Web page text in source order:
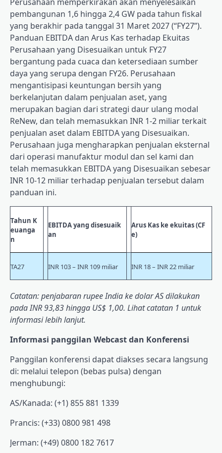
Perusahaan memperkirakan akan menyelesaikan
pembangunan 1,6 hingga 2,4 GW pada tahun fiskal
yang berakhir pada tanggal 31 Maret 2027 (“FY27”).
Panduan EBITDA dan Arus Kas terhadap Ekuitas
Perusahaan yang Disesuaikan untuk FY27
bergantung pada cuaca dan ketersediaan sumber
daya yang serupa dengan FY26. Perusahaan
mengantisipasi keuntungan bersih yang
berkelanjutan dalam penjualan aset, yang
merupakan bagian dari strategi daur ulang modal
ReNew, dan telah memasukkan INR 1-2 miliar terkait
penjualan aset dalam EBITDA yang Disesuaikan.
Perusahaan juga mengharapkan penjualan eksternal
dari operasi manufaktur modul dan sel kami dan
telah memasukkan EBITDA yang Disesuaikan sebesar
INR 10-12 miliar terhadap penjualan tersebut dalam
panduan ini.
Tahun K
euanga
n
EBITDA yang disesuaik
an
Arus Kas ke ekuitas (CF
e)
TA27 INR 103 – INR 109 miliar INR 18 – INR 22 miliar
Catatan: penjabaran rupee India ke dolar AS dilakukan
pada INR 93,83 hingga US$ 1,00. Lihat catatan 1 untuk
informasi lebih lanjut.
Informasi panggilan Webcast dan Konferensi
Panggilan konferensi dapat diakses secara langsung
di: melalui telepon (bebas pulsa) dengan
menghubungi:
AS/Kanada: (+1) 855 881 1339
Prancis: (+33) 0800 981 498
Jerman: (+49) 0800 182 7617